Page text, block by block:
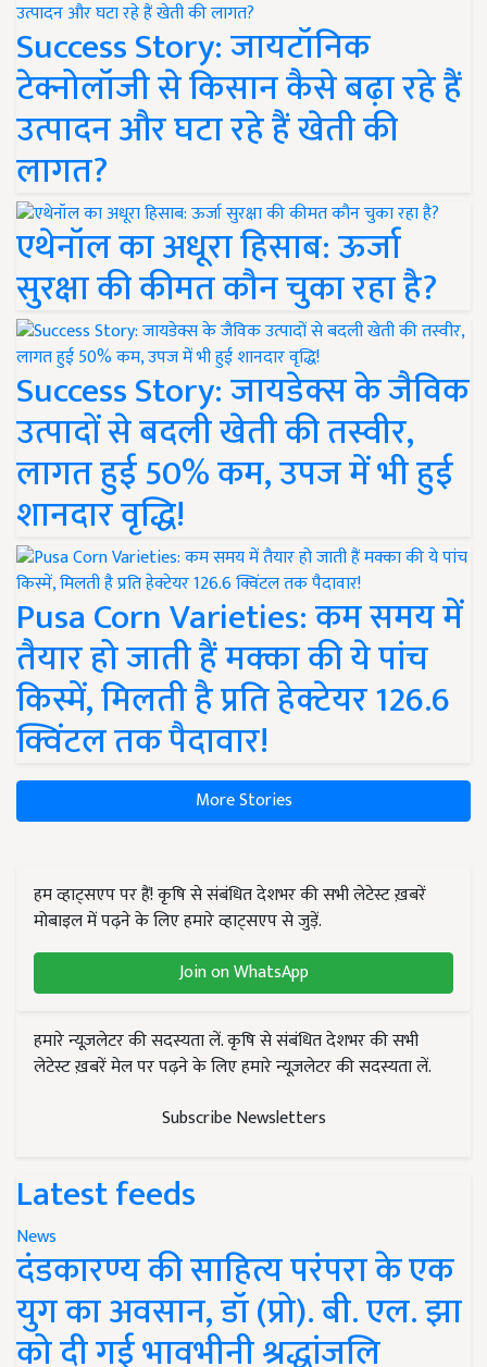
Success Story: जायटॉनिक
टेक्नोलॉजी से किसान कैसे बढ़ा रहे हैं
उत्पादन और घटा रहे हैं खेती की
लागत?
एथेनॉल का अधूरा हिसाब: ऊर्जा
सुरक्षा की कीमत कौन चुका रहा है?
Success Story: जायडेक्स के जैविक
उत्पादों से बदली खेती की तस्वीर,
लागत हुई 50% कम, उपज में भी हुई
शानदार वृद्धि!
Pusa Corn Varieties: कम समय में
तैयार हो जाती हैं मक्का की ये पांच
किस्में, मिलती है प्रति हेक्टेयर 126.6
क्विंटल तक पैदावार!
More Stories
हम व्हाट्सएप पर हैं! कृषि से संबंधित देशभर की सभी लेटेस्ट ख़बरें
मोबाइल में पढ़ने के लिए हमारे व्हाट्सएप से जुड़ें.
Join on WhatsApp
हमारे न्यूज़लेटर की सदस्यता लें. कृषि से संबंधित देशभर की सभी
लेटेस्ट ख़बरें मेल पर पढ़ने के लिए हमारे न्यूज़लेटर की सदस्यता लें.
Subscribe Newsletters
Latest feeds
News
दंडकारण्य की साहित्य परंपरा के एक
युग का अवसान, डॉ (प्रो). बी. एल. झा
को दी गई भावभीनी श्रद्धांजलि